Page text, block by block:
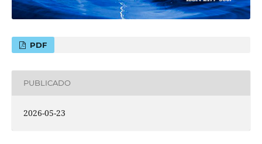
PDF
PUBLICADO
2026-05-23